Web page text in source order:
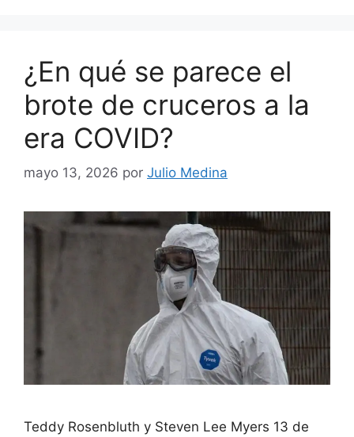
¿En qué se parece el
brote de cruceros a la
era COVID?
mayo 13, 2026 por Julio Medina
Teddy Rosenbluth y Steven Lee Myers 13 de